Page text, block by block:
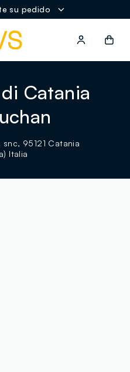
su pedido
Catania
95121 Catania
Italia